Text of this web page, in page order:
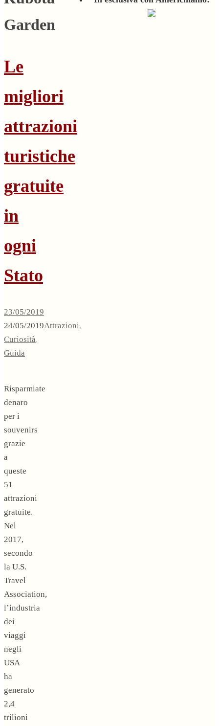
Garden
Le
migliori
attrazioni
turistiche
gratuite
in
ogni
Stato
23/05/2019
24/05/2019Attrazioni,
Curiosità,
Guida
Risparmiate
denaro
per i
souvenirs
grazie
a
queste
51
attrazioni
gratuite.
Nel
2017,
secondo
la U.S.
Travel
Association,
l’industria
dei
viaggi
negli
USA
ha
generato
2,4
trilioni